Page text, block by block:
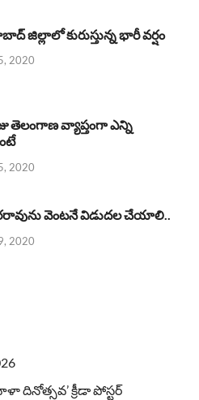
జిల్లాలో కురుస్తున్న భారీ వర్షం
2020
తెలంగాణ వ్యాప్తంగా ఎన్ని
2020
వెంటనే విడుదల చేయాలి..
2020
క్రీడా పోస్టర్